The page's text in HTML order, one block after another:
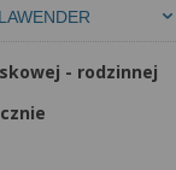
- rodzinnej